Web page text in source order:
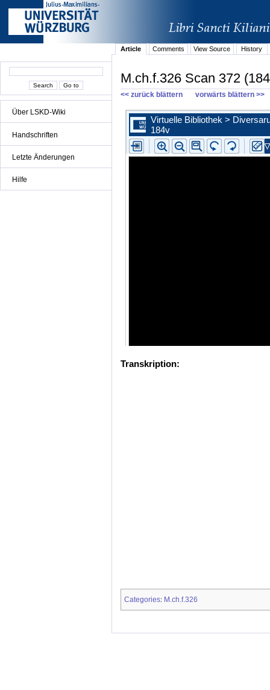
Über LSKD-Wiki
Handschriften
Letzte Änderungen
Hilfe
Article Comments View Source History
M.ch.f.326 Scan 372
<< zurück blättern vorwärts blättern >>
Transkription:
Categories: M.ch.f.326